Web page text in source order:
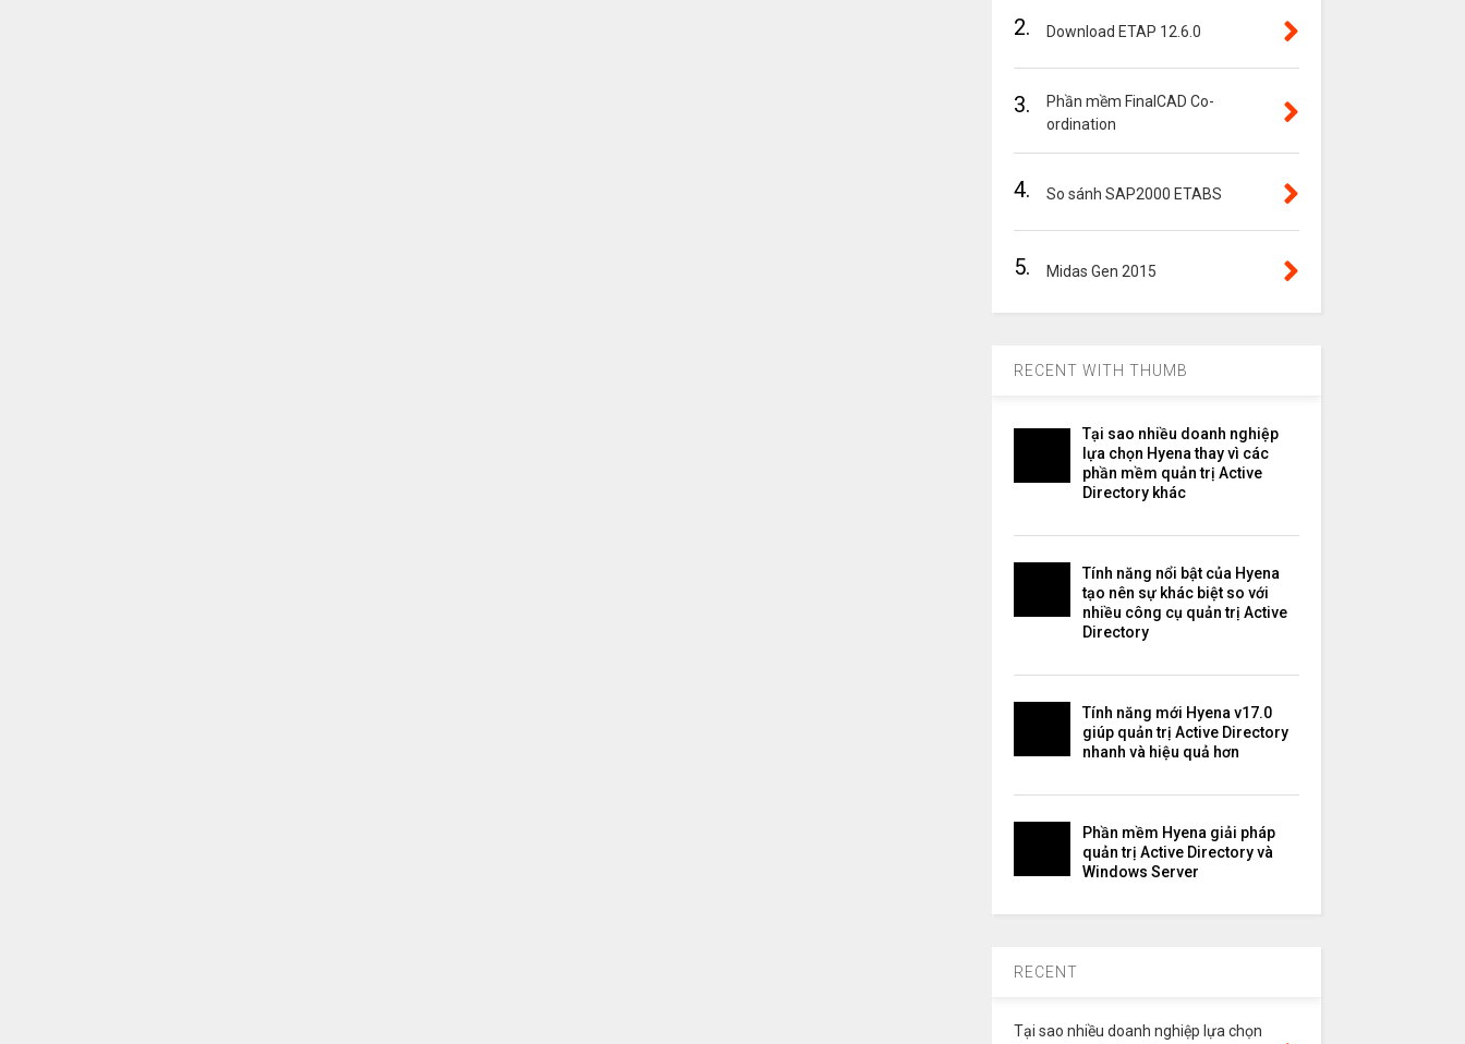
2. Download ETAP 12.6.0
3.
Phần mềm FinalCAD Co-
ordination
4. So sánh SAP2000 ETABS
5. Midas Gen 2015
RECENT WITH THUMB
Tại sao nhiều doanh nghiệp
lựa chọn Hyena thay vì các
phần mềm quản trị Active
Directory khác
Tính năng nổi bật của Hyena
tạo nên sự khác biệt so với
nhiều công cụ quản trị Active
Directory
Tính năng mới Hyena v17.0
giúp quản trị Active Directory
nhanh và hiệu quả hơn
Phần mềm Hyena giải pháp
quản trị Active Directory và
Windows Server
RECENT
Tại sao nhiều doanh nghiệp lựa chọn